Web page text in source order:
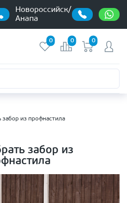
Новороссийск/
Анапа
0 0 0
забор из профнастила
забор из